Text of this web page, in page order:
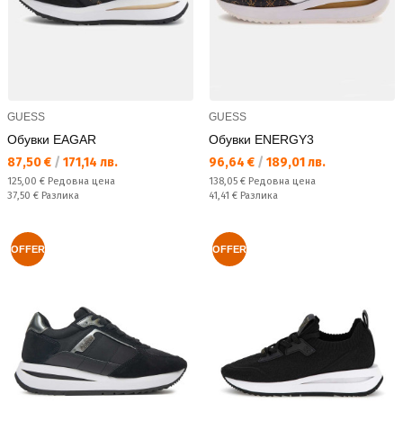
GUESS
Обувки EAGAR
Текуща цена:
87,50 € / 171,14 лв.
Редовна цена:
125,00 € Редовна цена
Спестявате:
37,50 € Разлика
GUESS
Обувки ENERGY3
Текуща цена:
96,64 € / 189,01 лв.
Редовна цена:
138,05 € Редовна цена
Спестявате:
41,41 € Разлика
OFFER OFFER